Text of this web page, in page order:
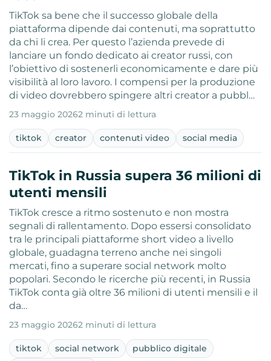
TikTok sa bene che il successo globale della
piattaforma dipende dai contenuti, ma soprattutto
da chi li crea. Per questo l’azienda prevede di
lanciare un fondo dedicato ai creator russi, con
l’obiettivo di sostenerli economicamente e dare più
visibilità al loro lavoro. I compensi per la produzione
di video dovrebbero spingere altri creator a pubbl…
23 maggio 20262 minuti di lettura
tiktok creator contenuti video social media
TikTok in Russia supera 36 milioni di
utenti mensili
TikTok cresce a ritmo sostenuto e non mostra
segnali di rallentamento. Dopo essersi consolidato
tra le principali piattaforme short video a livello
globale, guadagna terreno anche nei singoli
mercati, fino a superare social network molto
popolari. Secondo le ricerche più recenti, in Russia
TikTok conta già oltre 36 milioni di utenti mensili e il
da…
23 maggio 20262 minuti di lettura
tiktok social network
pubblico digitale